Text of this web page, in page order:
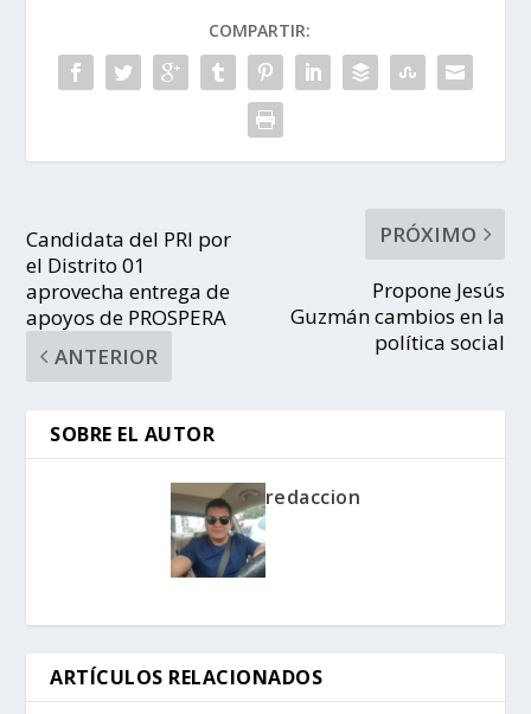
COMPARTIR:
Candidata del PRI por
el Distrito 01
aprovecha entrega de
apoyos de PROSPERA
ANTERIOR
PRÓXIMO
Propone Jesús
Guzmán cambios en la
política social
SOBRE EL AUTOR
redaccion
ARTÍCULOS RELACIONADOS